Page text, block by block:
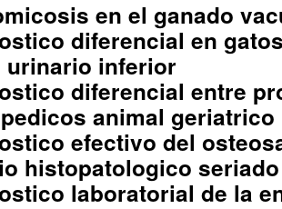
en el ganado
diferencial en
urinario inferior
diferencial entre
animal geriatrico
efectivo del
histopatologico seriado
laboratorial de la